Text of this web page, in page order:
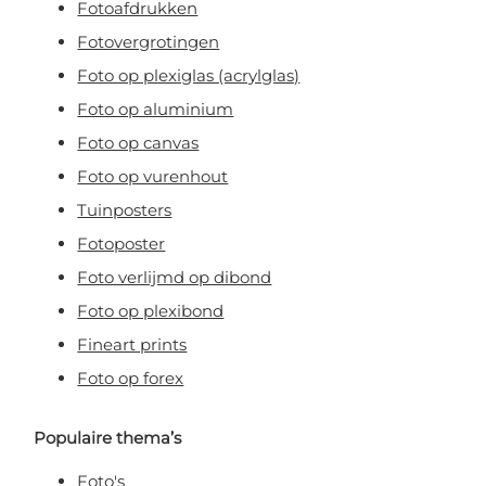
Fotoafdrukken
Fotovergrotingen
Foto op plexiglas (acrylglas)
Foto op aluminium
Foto op canvas
Foto op vurenhout
Tuinposters
Fotoposter
Foto verlijmd op dibond
Foto op plexibond
Fineart prints
Foto op forex
Populaire thema’s
Foto's
Claim korting!
Nee, ik wil geen korting!